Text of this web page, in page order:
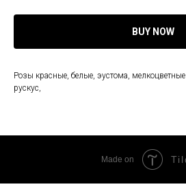
BUY NOW
Розы красные, белые, эустома,
рускус,
Made on